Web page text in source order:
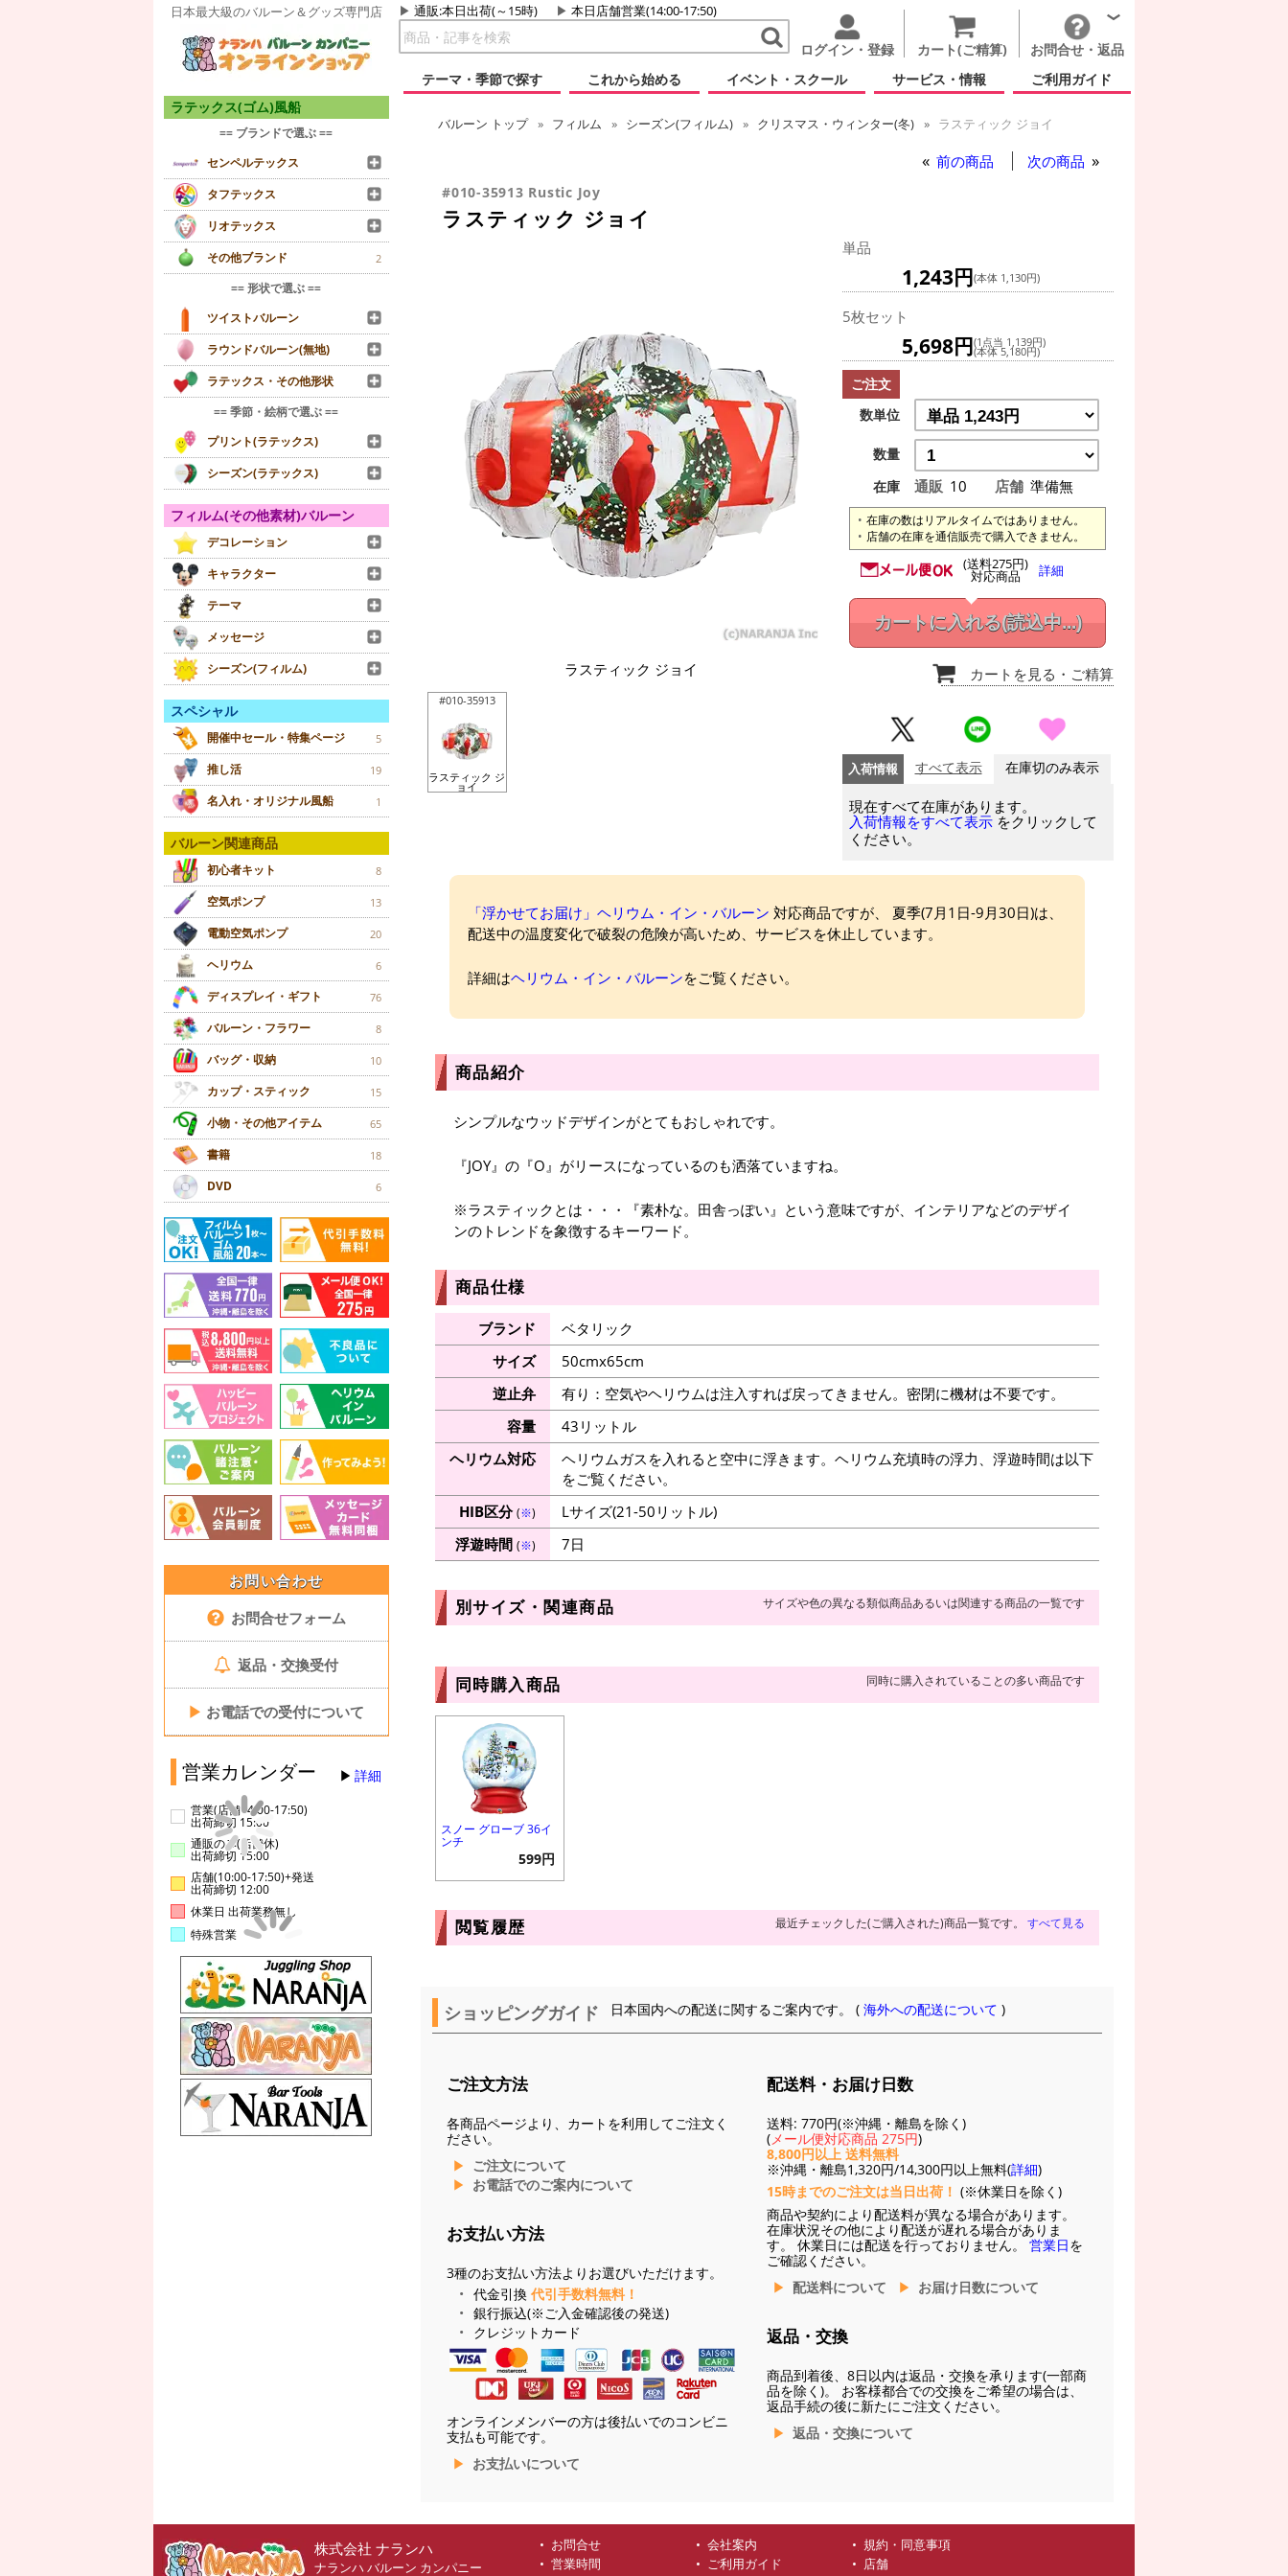
日本最大級のバルーン＆グッズ専門店 通販:本日出荷(～15時) 本日店舗営業(14:00-17:50)
ログイン・登録 カート(ご精算)
お問合せ・返品
テーマ・季節で探す
これから始める イベント・スクール サービス・情報 ご利用ガイド
ラテックス(ゴム)風船
== ブランドで選ぶ ==
センペルテックス
タフテックス
リオテックス
その他ブランド
2
== 形状で選ぶ ==
ツイストバルーン
ラウンドバルーン(無地)
ラテックス・その他形状
== 季節・絵柄で選ぶ ==
プリント(ラテックス)
シーズン(ラテックス)
フィルム(その他素材)バルーン
デコレーション
キャラクター
テーマ
メッセージ
シーズン(フィルム)
スペシャル
開催中セール・特集ページ 5
推し活 19
名入れ・オリジナル風船 1
バルーン関連商品
初心者キット 8
空気ポンプ 13
電動空気ポンプ 20
ヘリウム 6
ディスプレイ・ギフト 76
バルーン・フラワー 8
バッグ・収納 10
カップ・スティック 15
小物・その他アイテム 65
書籍 18
DVD 6
お問い合わせ
お問合せフォーム
返品・交換受付
▶ お電話での受付について
営業カレンダー 詳細
営業(店舗14:00-17:50)
出荷締切 15:00
通販のみ(店舗休)
出荷締切 15:00
店舗(10:00-17:50)+発送
出荷締切 12:00
休業日 出荷業務無し
特殊営業
バルーン トップ フィルム シーズン(フィルム) クリスマス・ウィンター(冬) ラスティック ジョイ
前の商品 次の商品
#010-35913 Rustic Joy
ラスティック ジョイ
ラスティック ジョイ
#010-35913
ラスティック ジ
ョイ
単品
1,243円(本体 1,130円)
5枚セット
5,698円(1点当 1,139円)
(本体 5,180円)
ご注文
数単位
数量
在庫
通販 10 店舗 準備無
在庫の数はリアルタイムではありません。
店舗の在庫を通信販売で購入できません。
(送料275円)
対応商品 詳細
カートに入れる(読込中...)
カートを見る ・ご精算
入荷情報 すべて表示 在庫切のみ表示
現在すべて在庫があります。
入荷情報をすべて表示 をクリックして
ください。
「浮かせてお届け」ヘリウム・イン・バルーン 対応商品ですが、 夏季(7月1日-9月30日)は、
配送中の温度変化で破裂の危険が高いため、サービスを休止しています。
詳細はヘリウム・イン・バルーンをご覧ください。
商品紹介
シンプルなウッドデザインがとてもおしゃれです。
『JOY』の『O』がリースになっているのも洒落ていますね。
※ラスティックとは・・・『素朴な。田舎っぽい』という意味ですが、インテリアなどのデザイ
ンのトレンドを象徴するキーワード。
商品仕様
ブランド
ベタリック
サイズ
50cmx65cm
逆止弁
有り：空気やヘリウムは注入すれば戻ってきません。密閉に機材は不要です。
容量
43リットル
ヘリウム対応
ヘリウムガスを入れると空中に浮きます。ヘリウム充填時の浮力、浮遊時間は以下
をご覧ください。
HIB区分(※)
Lサイズ(21-50リットル)
浮遊時間 (※) 7日
別サイズ・関連商品 サイズや色の異なる類似商品あるいは関連する商品の一覧です
同時購入商品 同時に購入されていることの多い商品です
スノー グローブ 36イ
ンチ
599円
閲覧履歴 最近チェックした(ご購入された)商品一覧です。 すべて見る
ショッピングガイド 日本国内への配送に関するご案内です。 (海外への配送について )
ご注文方法
各商品ページより、カートを利用してご注文く
ださい。
ご注文について
お電話でのご案内について
お支払い方法
3種のお支払い方法よりお選びいただけます。
代金引換 代引手数料無料！
銀行振込(※ご入金確認後の発送)
クレジットカード
オンラインメンバーの方は後払いでのコンビニ
支払も可能です。
お支払いについて
配送料・お届け日数
送料: 770円(※沖縄・離島を除く)
(メール便対応商品 275円)
8,800円以上 送料無料
※沖縄・離島1,320円/14,300円以上無料(詳細)
15時までのご注文は当日出荷！ (※休業日を除く)
商品や契約により配送料が異なる場合があります。
在庫状況その他により配送が遅れる場合がありま
す。 休業日には配送を行っておりません。 営業日を
ご確認ください。
配送料について
お届け日数について
返品・交換
商品到着後、8日以内は返品・交換を承ります(一部商
品を除く)。 お客様都合での交換をご希望の場合は、
返品手続の後に新たにご注文ください。
返品・交換について
株式会社 ナランハ
ナランハ バルーン カンパニー
お問合せ 会社案内
規約・同意事項
営業時間
ご利用ガイド
店舗